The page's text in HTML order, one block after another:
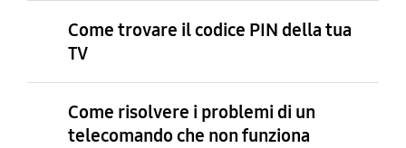
Come trovare il codice PIN della tua
TV
Come risolvere i problemi di un
telecomando che non funziona